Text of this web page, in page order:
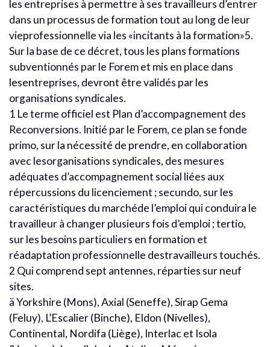
les entreprises à permettre à ses travailleurs d’entrer
dans un processus de formation tout au long de leur
vieprofessionnelle via les «incitants à la formation»5.
Sur la base de ce décret, tous les plans formations
subventionnés par le Forem et mis en place dans
lesentreprises, devront être validés par les
organisations syndicales.
1 Le terme officiel est Plan d’accompagnement des
Reconversions. Initié par le Forem, ce plan se fonde
primo, sur la nécessité de prendre, en collaboration
avec lesorganisations syndicales, des mesures
adéquates d’accompagnement social liées aux
répercussions du licenciement ; secundo, sur les
caractéristiques du marchéde l’emploi qui conduira le
travailleur à changer plusieurs fois d’emploi ; tertio,
sur les besoins particuliers en formation et
réadaptation professionnelle destravailleurs touchés.
2 Qui comprend sept antennes, réparties sur neuf
sites.
ä Yorkshire (Mons), Axial (Seneffe), Sirap Gema
(Feluy), L’Escalier (Binche), Eldon (Nivelles),
Continental, Nordifa (Liège), Interlac et Isola